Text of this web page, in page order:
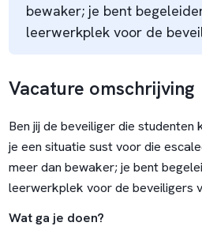
bewaker; je bent
leerwerkplek voor de
Vacature omschrijving
Ben jij de beveiliger die studenten
je een situatie sust voor die
meer dan bewaker; je bent
leerwerkplek voor de beveiligers
Wat ga je doen?